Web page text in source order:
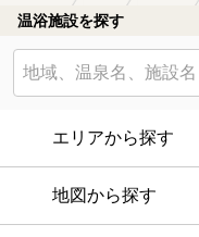
温浴施設を探す
エリアから探す
地図から探す